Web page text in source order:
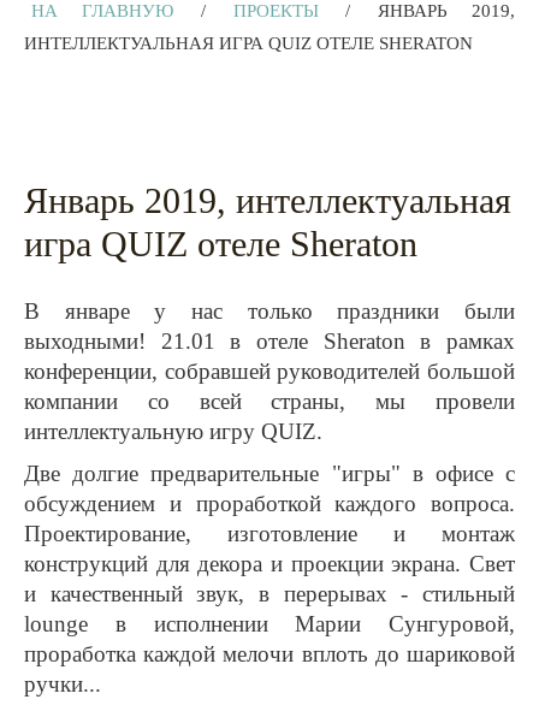
НА ГЛАВНУЮ / ПРОЕКТЫ /
ЯНВАРЬ 2019,
ИНТЕЛЛЕКТУАЛЬНАЯ ИГРА QUIZ ОТЕЛЕ SHERATON
Январь 2019, интеллектуальная
игра QUIZ отеле Sheraton
В январе у нас только праздники были
выходными! 21.01 в отеле Sheraton в рамках
конференции, собравшей руководителей большой
компании со всей страны, мы провели
интеллектуальную игру QUIZ.
Две долгие предварительные "игры" в офисе с
обсуждением и проработкой каждого вопроса.
Проектирование, изготовление и монтаж
конструкций для декора и проекции экрана. Свет
и качественный звук, в перерывах - стильный
lounge в исполнении Марии Сунгуровой,
проработка каждой мелочи вплоть до шариковой
ручки...